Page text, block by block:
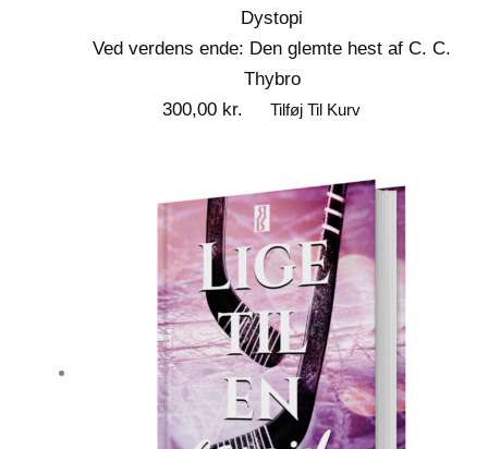
Dystopi
Ved verdens ende: Den glemte hest af C. C.
Thybro
300,00 kr. Tilføj Til Kurv